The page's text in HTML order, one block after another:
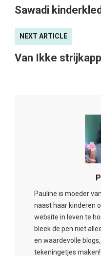
Sawadi
NEXT ARTICLE
Van Ikke
Pauline is moeder
naast haar kinderen
website in leven te
bleek de pen niet
en waardevolle
tekeningetjes